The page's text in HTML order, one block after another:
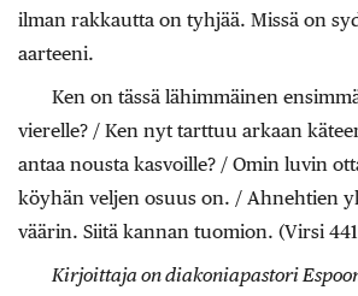
ilman rakkautta on tyhjää. Missä on
aarteeni.
Ken on tässä lähimmäinen
vierelle? / Ken nyt tarttuu arkaan
antaa nousta kasvoille? / Omin luvin
köyhän veljen osuus on. / Ahnehtien
väärin. Siitä kannan tuomion. (Virsi
Kirjoittaja on diakoniapastori